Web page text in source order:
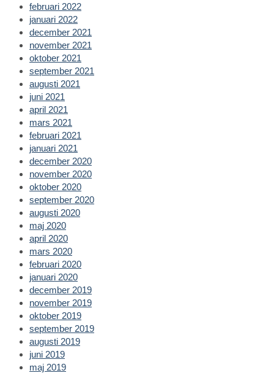
februari 2022
januari 2022
december 2021
november 2021
oktober 2021
september 2021
augusti 2021
juni 2021
april 2021
mars 2021
februari 2021
januari 2021
december 2020
november 2020
oktober 2020
september 2020
augusti 2020
maj 2020
april 2020
mars 2020
februari 2020
januari 2020
december 2019
november 2019
oktober 2019
september 2019
augusti 2019
juni 2019
maj 2019